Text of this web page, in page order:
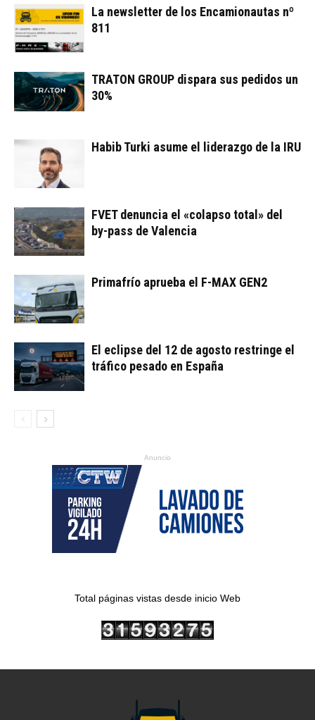
La newsletter de los Encamionautas nº
811
TRATON GROUP dispara sus pedidos un
30%
Habib Turki asume el liderazgo de la IRU
FVET denuncia el «colapso total» del
by-pass de Valencia
Primafrío aprueba el F-MAX GEN2
El eclipse del 12 de agosto restringe el
tráfico pesado en España
Anuncio
Total páginas vistas desde inicio Web